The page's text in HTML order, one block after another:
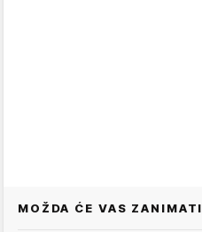
MOŽDA ĆE VAS ZANIMATI